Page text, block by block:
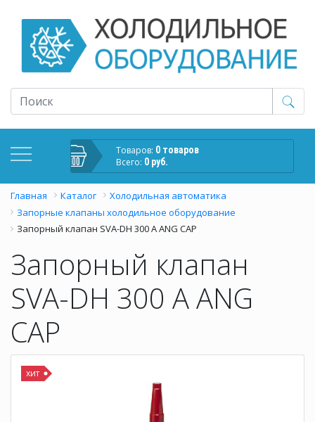
Товаров: 0 товаров
Всего: 0 руб.
Главная Каталог
Холодильная автоматика
Запорные клапаны холодильное оборудование
Запорный клапан SVA-DH 300 A ANG CAP
Запорный клапан
SVA-DH 300 A ANG
CAP
хит